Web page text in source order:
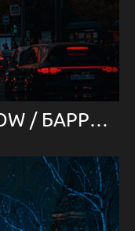
ST. BARRICADE. MOSCOW / БАРРИКАДНАЯ. МОСКВА.